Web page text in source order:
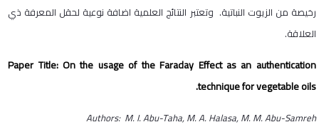
رخيصة من الزيوت النباتية. وتعتبر النتائج العلمية اضافة نوعية لحقل المعرفة ذي
العلاقة.
Paper Title: On the usage of the Faraday Effect as an authentication
technique for vegetable oils.
Authors: M. I. Abu-Taha, M. A. Halasa, M. M. Abu-Samreh